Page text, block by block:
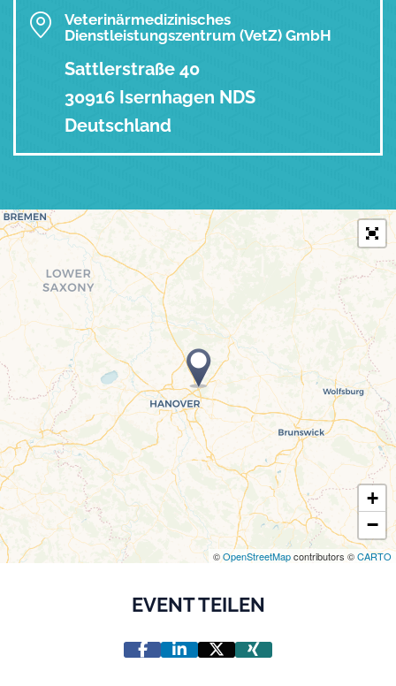
Veterinärmedizinisches
Dienstleistungszentrum (VetZ) GmbH
Sattlerstraße 40
30916 Isernhagen NDS
Deutschland
+
−
©OpenStreetMapcontributors ©CARTO
EVENT TEILEN